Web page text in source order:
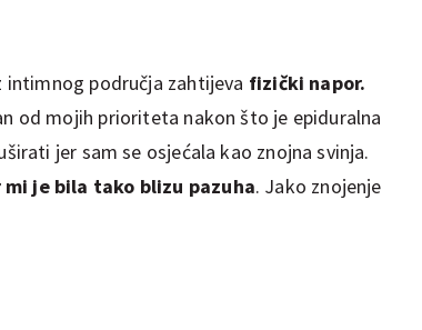
područja zahtijeva fizički napor.
od mojih prioriteta nakon što je epiduralna
jer sam se osjećala kao znojna svinja.
je bila tako blizu pazuha. Jako znojenje